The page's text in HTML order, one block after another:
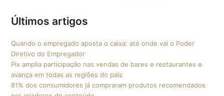
Últimos artigos
Quando o empregado aposta o caixa: até onde vai o Poder
Diretivo do Empregador
Pix amplia participação nas vendas de bares e restaurantes e
avança em todas as regiões do país
81% dos consumidores já compraram produtos recomendados